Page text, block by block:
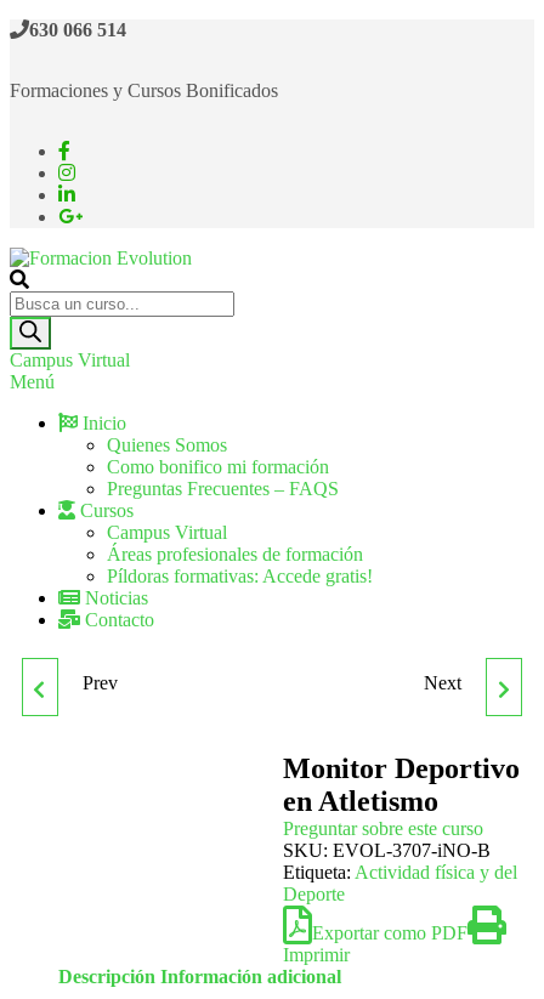
630 066 514
Formaciones y Cursos Bonificados
Formacion Evolution
Cursos de formación continua
Campus Virtual
Menú
Inicio
Quienes Somos
Como bonifico mi formación
Preguntas Frecuentes – FAQS
Cursos
Campus Virtual
Áreas profesionales de formación
Píldoras formativas: Accede gratis!
Noticias
Contacto
MONITOR DE YOGA
Prev MONITOR DEPORTIVO
Next
Monitor Deportivo
en Atletismo
Preguntar sobre este curso
SKU: EVOL-3707-iNO-B
Etiqueta: Actividad física y del
Deporte
Exportar como PDF
Imprimir
Descripción Información adicional